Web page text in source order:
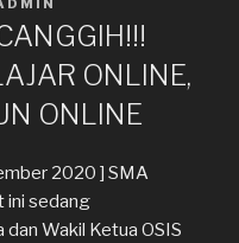
ONLINE,
ONLINE
2020 ] SMA
ini sedang
Wakil Ketua OSIS